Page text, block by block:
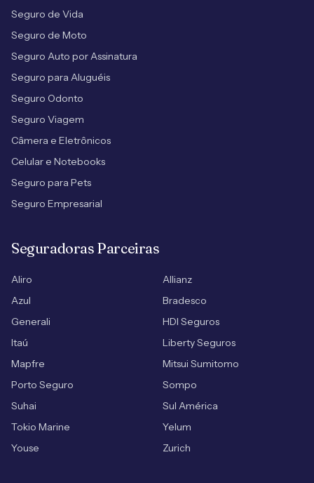
Seguro de Vida
Seguro de Moto
Seguro Auto por Assinatura
Seguro para Aluguéis
Seguro Odonto
Seguro Viagem
Câmera e Eletrônicos
Celular e Notebooks
Seguro para Pets
Seguro Empresarial
Seguradoras Parceiras
Aliro
Allianz
Azul
Bradesco
Generali
HDI Seguros
Itaú
Liberty Seguros
Mapfre
Mitsui Sumitomo
Porto Seguro
Sompo
Suhai
Sul América
Tokio Marine
Yelum
Youse
Zurich